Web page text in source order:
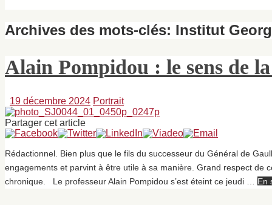
Archives des mots-clés: Institut
Alain Pompidou : le sens de
19 décembre 2024 Portrait
Partager cet article
Rédactionnel. Bien plus que le fils du successeur du Général de
engagements et parvint à être utile à sa manière. Grand respect
chronique. Le professeur Alain Pompidou s’est éteint ce jeudi … En